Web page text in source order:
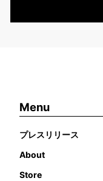
Menu
プレスリリース
About
Store